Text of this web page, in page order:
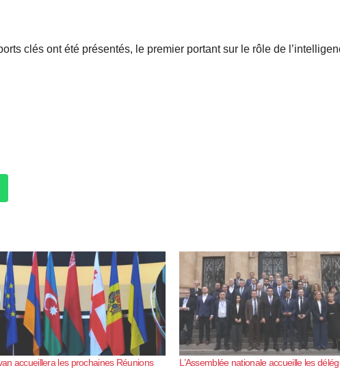
clés ont été présentés, le premier portant sur le rôle de
accueillera les prochaines Réunions
L’Assemblée nationale accueille les